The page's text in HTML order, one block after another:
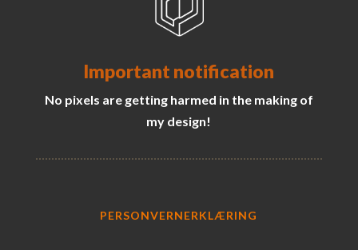
Important notification
No pixels are getting harmed in the making of
my design!
PERSONVERNERKLÆRING